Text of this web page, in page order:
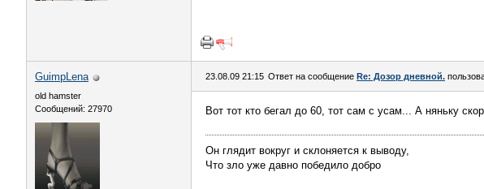
GuimpLеna
old hamster
Сообщений: 27970
23.08.09 21:15 Ответ на сообщение Re: Дозор дневной.
Вот тот кто бегал до 60, тот сам с усам... А няньку
Он глядит вокруг и склоняется к выводу,
Что зло уже давно победило добро